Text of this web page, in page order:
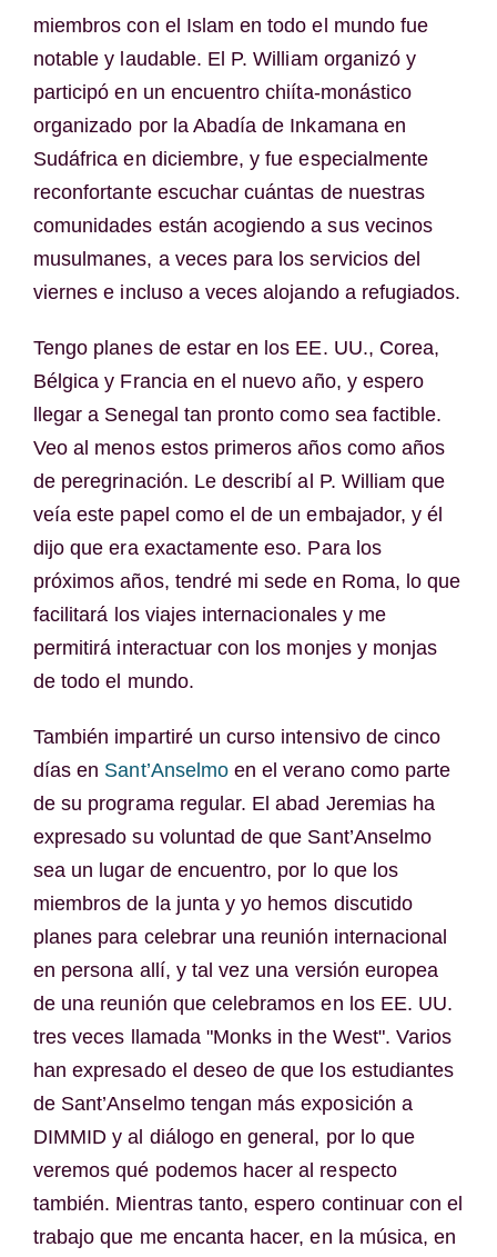
miembros con el Islam en todo el mundo fue
notable y laudable. El P. William organizó y
participó en un encuentro chiíta-monástico
organizado por la Abadía de Inkamana en
Sudáfrica en diciembre, y fue especialmente
reconfortante escuchar cuántas de nuestras
comunidades están acogiendo a sus vecinos
musulmanes, a veces para los servicios del
viernes e incluso a veces alojando a refugiados.
Tengo planes de estar en los EE. UU., Corea,
Bélgica y Francia en el nuevo año, y espero
llegar a Senegal tan pronto como sea factible.
Veo al menos estos primeros años como años
de peregrinación. Le describí al P. William que
veía este papel como el de un embajador, y él
dijo que era exactamente eso. Para los
próximos años, tendré mi sede en Roma, lo que
facilitará los viajes internacionales y me
permitirá interactuar con los monjes y monjas
de todo el mundo.
También impartiré un curso intensivo de cinco
días en Sant’Anselmo en el verano como parte
de su programa regular. El abad Jeremias ha
expresado su voluntad de que Sant’Anselmo
sea un lugar de encuentro, por lo que los
miembros de la junta y yo hemos discutido
planes para celebrar una reunión internacional
en persona allí, y tal vez una versión europea
de una reunión que celebramos en los EE. UU.
tres veces llamada "Monks in the West". Varios
han expresado el deseo de que los estudiantes
de Sant’Anselmo tengan más exposición a
DIMMID y al diálogo en general, por lo que
veremos qué podemos hacer al respecto
también. Mientras tanto, espero continuar con el
trabajo que me encanta hacer, en la música, en